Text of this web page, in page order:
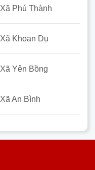
Xã Phú Thành
Xã Khoan Dụ
Xã Yên Bồng
Xã An Bình